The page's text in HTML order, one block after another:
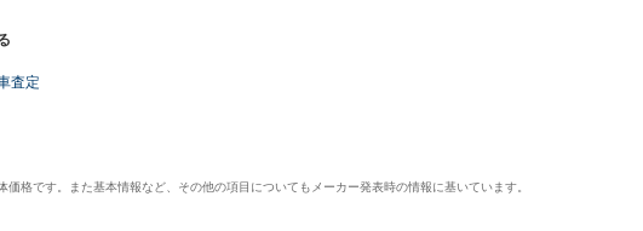
査定
格です。また基本情報など、その他の項目についてもメーカー発表時の情報に基いています。